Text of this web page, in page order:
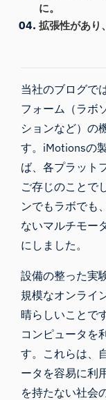
に。
拡張性があり
当社のブログで
フォーム（ラボ
ションなど）の
す。iMotionsの
ば、各プラット
ご存じのことで
ンでもラボでも
ないマルチモー
にしました。
設備の整った実
規模なオンライ
晴らしいことで
コンピュータを
す。これらは、
ータを容易に利
を持たない社会